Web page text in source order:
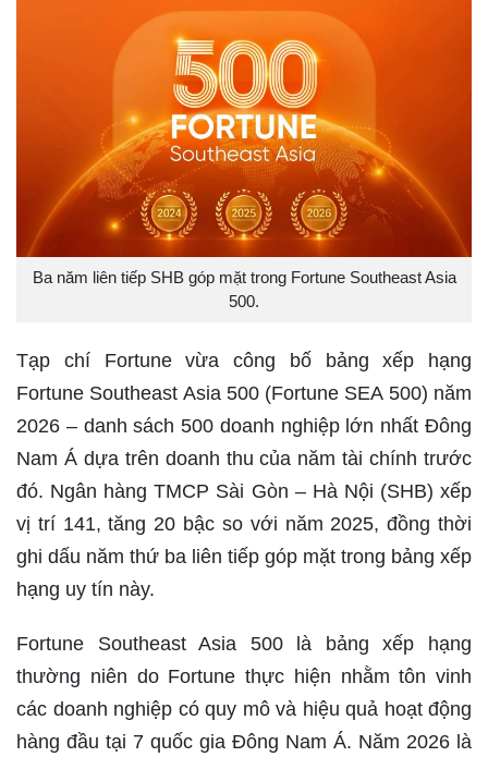
Ba năm liên tiếp SHB góp mặt trong Fortune Southeast Asia
500.
Tạp chí Fortune vừa công bố bảng xếp hạng
Fortune Southeast Asia 500 (Fortune SEA 500) năm
2026 – danh sách 500 doanh nghiệp lớn nhất Đông
Nam Á dựa trên doanh thu của năm tài chính trước
đó. Ngân hàng TMCP Sài Gòn – Hà Nội (SHB) xếp
vị trí 141, tăng 20 bậc so với năm 2025, đồng thời
ghi dấu năm thứ ba liên tiếp góp mặt trong bảng xếp
hạng uy tín này.
Fortune Southeast Asia 500 là bảng xếp hạng
thường niên do Fortune thực hiện nhằm tôn vinh
các doanh nghiệp có quy mô và hiệu quả hoạt động
hàng đầu tại 7 quốc gia Đông Nam Á. Năm 2026 là